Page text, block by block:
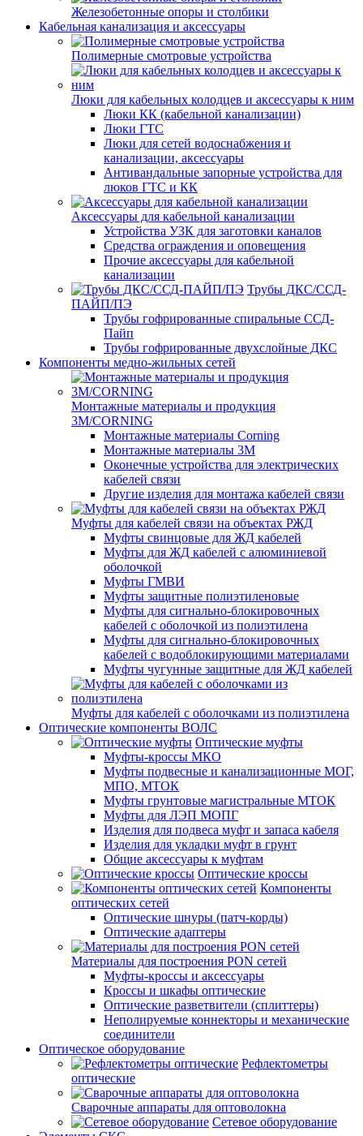
Железобетонные опоры и столбики
Кабельная канализация и аксессуары
Полимерные смотровые устройства
Люки для кабельных колодцев и аксессуары к ним
Люки КК (кабельной канализации)
Люки ГТС
Люки для сетей водоснабжения и
канализации, аксессуары
Антивандальные запорные устройства для
люков ГТС и КК
Аксессуары для кабельной канализации
Устройства УЗК для заготовки каналов
Средства ограждения и оповещения
Прочие аксессуары для кабельной
канализации
Трубы ДКС/ССД-
ПАЙП/ПЭ
Трубы гофрированные спиральные ССД-
Пайп
Трубы гофрированные двухслойные ДКС
Компоненты медно-жильных сетей
Монтажные материалы и продукция
3M/CORNING
Монтажные материалы Corning
Монтажные материалы 3M
Оконечные устройства для электрических
кабелей связи
Другие изделия для монтажа кабелей связи
Муфты для кабелей связи на объектах РЖД
Муфты свинцовые для ЖД кабелей
Муфты для ЖД кабелей с алюминиевой
оболочкой
Муфты ГМВИ
Муфты защитные полиэтиленовые
Муфты для сигнально-блокировочных
кабелей с оболочкой из полиэтилена
Муфты для сигнально-блокировочных
кабелей с водоблокирующими материалами
Муфты чугунные защитные для ЖД кабелей
Муфты для кабелей с оболочками из полиэтилена
Оптические компоненты ВОЛС
Оптические муфты
Муфты-кроссы МКО
Муфты подвесные и канализационные МОГ,
МПО, МТОК
Муфты грунтовые магистральные МТОК
Муфты для ЛЭП МОПГ
Изделия для подвеса муфт и запаса кабеля
Изделия для укладки муфт в грунт
Общие аксессуары к муфтам
Оптические кроссы
Компоненты
оптических сетей
Оптические шнуры (патч-корды)
Оптические адаптеры
Материалы для построения PON сетей
Муфты-кроссы и аксессуары
Кроссы и шкафы оптические
Оптические разветвители (сплиттеры)
Неполируемые коннекторы и механические
соединители
Оптическое оборудование
Рефлектометры
оптические
Сварочные аппараты для оптоволокна
Сетевое оборудование